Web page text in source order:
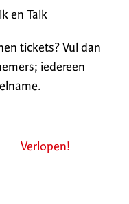
en Talk
tickets? Vul dan
iedereen
Verlopen!